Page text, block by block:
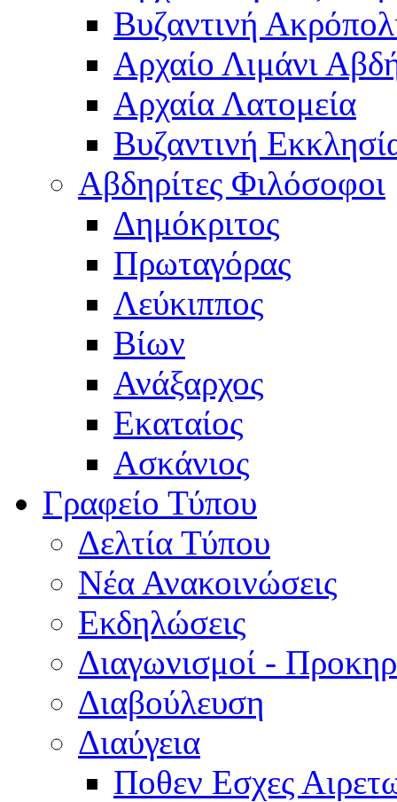
Βυζαντινή
Αρχαίο Λιμάνι
Αρχαία Λατομεία
Βυζαντινή
Αβδηρίτες Φιλόσοφοι
Δημόκριτος
Πρωταγόρας
Λεύκιππος
Βίων
Ανάξαρχος
Εκαταίος
Ασκάνιος
Γραφείο Τύπου
Δελτία Τύπου
Νέα Ανακοινώσεις
Εκδηλώσεις
Διαγωνισμοί -
Διαβούλευση
Διαύγεια
Ποθεν Εσχες